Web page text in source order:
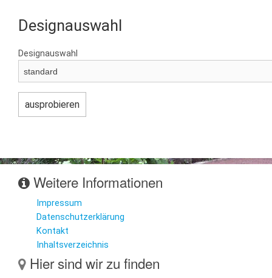
Designauswahl
Designauswahl
Weitere Informationen
Impressum
Datenschutzerklärung
Kontakt
Inhaltsverzeichnis
Hier sind wir zu finden